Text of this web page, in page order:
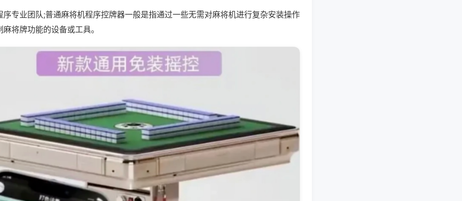
序专业团队;普通麻将机程序控牌器一般是指通过一些无需对麻将机进行复杂安装操作
将牌功能的设备或工具。